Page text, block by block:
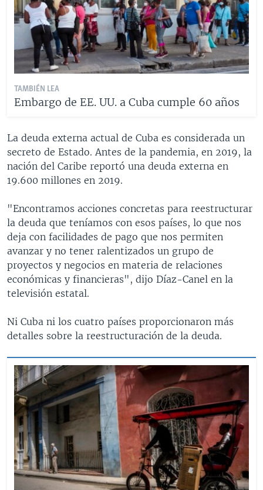
TAMBIÉN LEA
Embargo de EE. UU. a Cuba cumple 60 años
La deuda externa actual de Cuba es considerada un
secreto de Estado. Antes de la pandemia, en 2019, la
nación del Caribe reportó una deuda externa en
19.600 millones en 2019.
"Encontramos acciones concretas para reestructurar
la deuda que teníamos con esos países, lo que nos
deja con facilidades de pago que nos permiten
avanzar y no tener ralentizados un grupo de
proyectos y negocios en materia de relaciones
económicas y financieras", dijo Díaz-Canel en la
televisión estatal.
Ni Cuba ni los cuatro países proporcionaron más
detalles sobre la reestructuración de la deuda.